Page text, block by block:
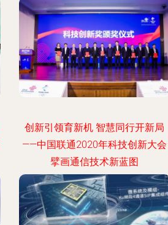
创新引领育新机 智慧同行开新局
——中国联通2020年科技创新大会
擘画通信技术新蓝图